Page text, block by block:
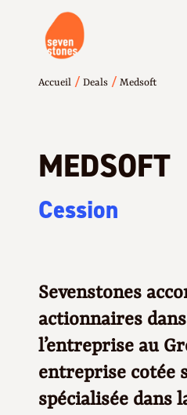
Accueil / Deals / Medsoft
MEDSOFT
Cession
Sevenstones
actionnaires
l’entreprise au
entreprise cotée
spécialisée dans